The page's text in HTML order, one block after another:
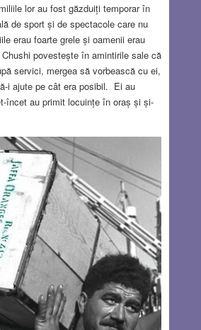
lor au fost găzduiți temporar în
de sport și de spectacole care nu
erau foarte grele și oamenii erau
povestește în amintirile sale că
servici, mergea să vorbească cu ei,
i ajute pe cât era posibil. Ei au
încet au primit locuințe în oraș și și-